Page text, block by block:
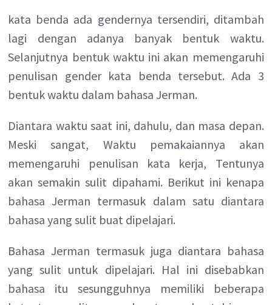
kata benda ada gendernya tersendiri, ditambah
lagi dengan adanya banyak bentuk waktu.
Selanjutnya bentuk waktu ini akan memengaruhi
penulisan gender kata benda tersebut. Ada 3
bentuk waktu dalam bahasa Jerman.
Diantara waktu saat ini, dahulu, dan masa depan.
Meski sangat, Waktu pemakaiannya akan
memengaruhi penulisan kata kerja, Tentunya
akan semakin sulit dipahami. Berikut ini kenapa
bahasa Jerman termasuk dalam satu diantara
bahasa yang sulit buat dipelajari.
Bahasa Jerman termasuk juga diantara bahasa
yang sulit untuk dipelajari. Hal ini disebabkan
bahasa itu sesungguhnya memiliki beberapa